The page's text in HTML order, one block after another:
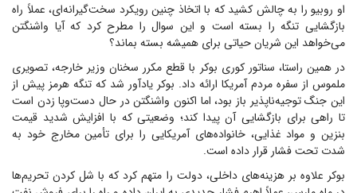
او روبیو را به چالش کشید که با اتخاذ چنین رویکرد سخت‌گیرانه‌ای، عملاً راه
بازگشایی تنگه را بسته است و این سوال را مطرح کرد که آیا واشنگتن
می‌خواهد این شریان حیاتی برای همیشه بسته بماند؟
در همین راستا، سناتور کوری بوکر با قطع مکرر سخنان وزیر خارجه، تصویری
ملموس از سفره مردم آمریکا ارائه داد. بوکر یادآور شد که تنگه هرمز پیش از
این جنگ توجیه‌ناپذیر باز بود، اما اکنون واشنگتن در حال دست‌وپا زدن است
تا راهی برای بازگشایی آن پیدا کند؛ وضعیتی که با افزایش شدید قیمت
بنزین و مواد غذایی، خانواده‌های آمریکایی را برای تأمین مخارج خود به
شدت تحت فشار قرار داده است.
بوکر علاوه بر هزینه‌های داخلی، دولت را متهم کرد که با شل کردن تحریم‌ها